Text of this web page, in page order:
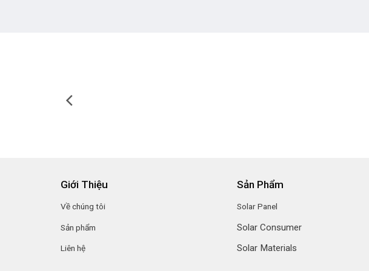
Giới Thiệu
Về chúng tôi
Sản phẩm
Liên hệ
Sản Phẩm
Solar Panel
Solar Consumer
Solar Materials